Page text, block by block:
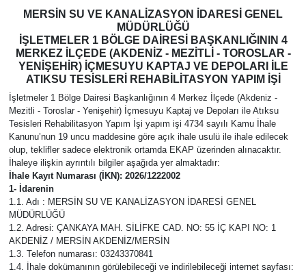
MERSİN SU VE KANALİZASYON İDARESİ GENEL
MÜDÜRLÜĞÜ
İŞLETMELER 1 BÖLGE DAİRESİ BAŞKANLIĞININ 4
MERKEZ İLÇEDE (AKDENİZ - MEZİTLİ - TOROSLAR -
YENİŞEHİR) İÇMESUYU KAPTAJ VE DEPOLARI İLE
ATIKSU TESİSLERİ REHABİLİTASYON YAPIM İŞİ
İşletmeler 1 Bölge Dairesi Başkanlığının 4 Merkez İlçede (Akdeniz -
Mezitli - Toroslar - Yenişehir) İçmesuyu Kaptaj ve Depoları ile Atıksu
Tesisleri Rehabilitasyon Yapım İşi yapım işi 4734 sayılı Kamu İhale
Kanunu’nun 19 uncu maddesine göre açık ihale usulü ile ihale edilecek
olup, teklifler sadece elektronik ortamda EKAP üzerinden alınacaktır.
İhaleye ilişkin ayrıntılı bilgiler aşağıda yer almaktadır:
İhale Kayıt Numarası (İKN): 2026/1222002
1- İdarenin
1.1. Adı : MERSİN SU VE KANALİZASYON İDARESİ GENEL
MÜDÜRLÜĞÜ
1.2. Adresi: ÇANKAYA MAH. SİLİFKE CAD. NO: 55 İÇ KAPI NO: 1
AKDENİZ / MERSİN AKDENİZ/MERSİN
1.3. Telefon numarası: 03243370841
1.4. İhale dokümanının görülebileceği ve indirilebileceği internet sayfası:
Güncel
Haberde insan
Kültür - Sanat
Magazin
Mersin
Mersin Tarihi
Özel Haber
Politika
Haber Arşivi